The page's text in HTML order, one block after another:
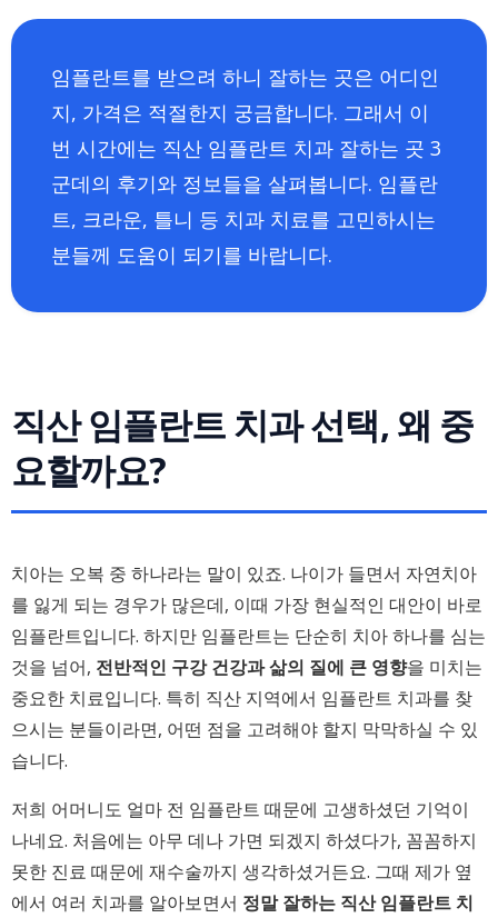
임플란트를 받으려 하니 잘하는 곳은 어디인
지, 가격은 적절한지 궁금합니다. 그래서 이
번 시간에는 직산 임플란트 치과 잘하는 곳 3
군데의 후기와 정보들을 살펴봅니다. 임플란
트, 크라운, 틀니 등 치과 치료를 고민하시는
분들께 도움이 되기를 바랍니다.
직산 임플란트 치과 선택, 왜 중
요할까요?
치아는 오복 중 하나라는 말이 있죠. 나이가 들면서 자연치아
를 잃게 되는 경우가 많은데, 이때 가장 현실적인 대안이 바로
임플란트입니다. 하지만 임플란트는 단순히 치아 하나를 심는
것을 넘어, 전반적인 구강 건강과 삶의 질에 큰 영향을 미치는
중요한 치료입니다. 특히 직산 지역에서 임플란트 치과를 찾
으시는 분들이라면, 어떤 점을 고려해야 할지 막막하실 수 있
습니다.
저희 어머니도 얼마 전 임플란트 때문에 고생하셨던 기억이
나네요. 처음에는 아무 데나 가면 되겠지 하셨다가, 꼼꼼하지
못한 진료 때문에 재수술까지 생각하셨거든요. 그때 제가 옆
에서 여러 치과를 알아보면서 정말 잘하는 직산 임플란트 치